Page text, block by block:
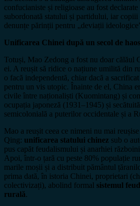
confucianiste și religioase au fost
subordonată statului și partidului, iar copiii
denunțe părinții pentru „deviații
Unificarea Chinei după un secol de haos
Totuși, Mao Zedong a fost nu doar călăul
ei. A reușit să ridice o națiune umilită din
o facă independentă, chiar dacă a
pentru un vis utopic. Înainte de el, China
civile între naționaliști (Kuomintang) și
ocupația japoneză (1931–1945) și
semicolonială a puterilor occidentale și a
Mao a reușit ceea ce nimeni nu mai
Qing: unificarea statului chinez sub o
pus capăt feudalismului și anarhiei
Apoi, într-o țară cu peste 80% populație
marile moșii și a distribuit pământul
prima dată, în istoria Chinei, proprietari
colectivizați), abolind formal sistemul
rurală.